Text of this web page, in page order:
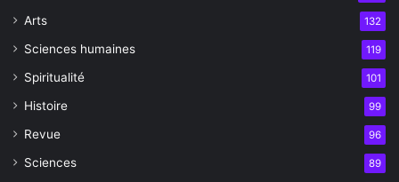
Arts 132
Sciences humaines 119
Spiritualité 101
Histoire 99
Revue 96
Sciences 89